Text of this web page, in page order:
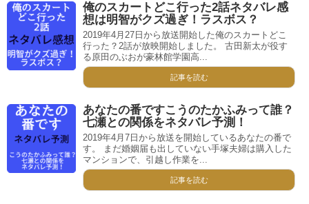
俺のスカートどこ行った2話ネタバレ感
想は明智がクズ過ぎ！ラスボス？
2019年4月27日から放送開始した俺のスカートどこ
行った？2話が放映開始しました。 古田新太が役す
る原田のぶおが豪林館学園高...
記事を読む
あなたの番ですこうのたかふみって誰？
七瀬との関係をネタバレ予測！
2019年4月7日から放送を開始しているあなたの番で
す。 まだ婚姻届も出していない手塚夫婦は購入した
マンションで、引越し作業を...
記事を読む